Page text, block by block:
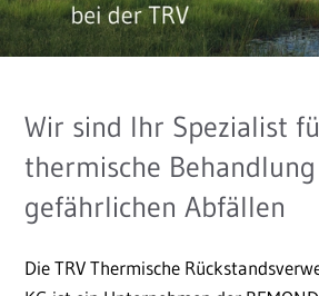
Wir sind Ihr Spezialist
thermische
gefährlichen Abfällen
Die TRV Thermische